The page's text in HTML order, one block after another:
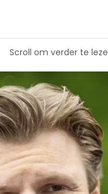
Scroll om verder te